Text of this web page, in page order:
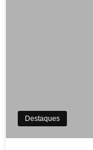
Destaques